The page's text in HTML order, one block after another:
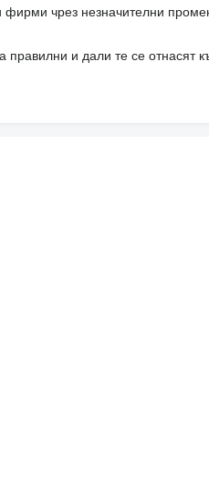
чрез незначителни
правилни и дали те се отнасят